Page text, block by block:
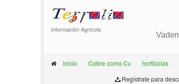
Información Agrícola
inicio Cobre como Cu hortícolas
Registrate para